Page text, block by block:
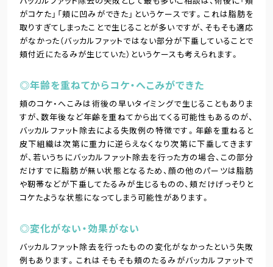
がコケた」「頬に凹みができた」というケースです。これは脂肪を
取りすぎてしまったことで生じることが多いですが、そもそも適応
がなかった（バッカルファットではない部分が下垂していることで
頬付近にたるみが生じていた）というケースも考えられます。
◎年齢を重ねてからコケ・へこみができた
頬のコケ・へこみは術後の早いタイミングで生じることもありま
すが、数年後など年齢を重ねてから出てくる可能性もあるのが、
バッカルファット除去による失敗例の特徴です。年齢を重ねると
皮下組織は次第に重力に逆らえなくなり次第に下垂してきます
が、若いうちにバッカルファット除去を行った方の場合、この部分
だけすでに脂肪が無い状態となるため、顔の他のパーツは脂肪
や靭帯などが下垂してたるみが生じるものの、頬だけげっそりと
コケたような状態になってしまう可能性があります。
◎変化がない・効果がない
バッカルファット除去を行ったものの変化がなかったという失敗
例もあります。これはそもそも頬のたるみがバッカルファットで